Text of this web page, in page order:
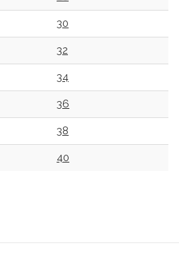
30
32
34
36
38
40